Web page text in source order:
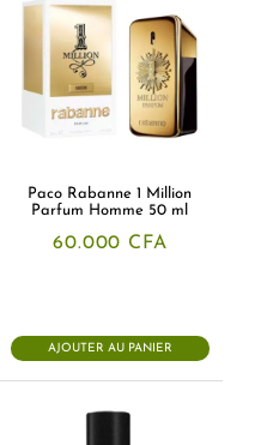
Paco Rabanne 1 Million
Parfum Homme 50 ml
60.000 CFA
AJOUTER AU PANIER